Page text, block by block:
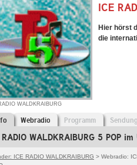
WALDKRAIBURG
ICE
Hier hörst
die
Webradio Programm
RADIO WALDKRAIBURG 5 POP
ICE RADIO WALDKRAIBURG > Webradio: